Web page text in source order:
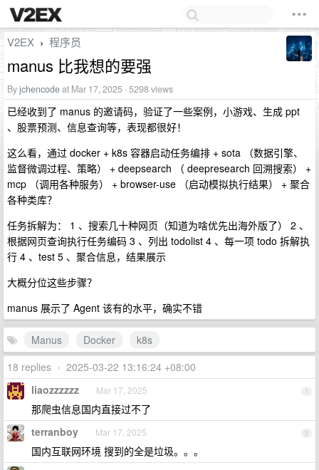
V2EX › 程序员
manus 比我想的要强
Byjchencodeat Mar 17, 2025 · 5298 views
已经收到了 manus 的邀请码，验证了一些案例，小游戏、生成 ppt
、股票预测、信息查询等，表现都很好！
这么看，通过 docker + k8s 容器启动任务编排 + sota （数据引擎、
监督微调过程、策略） + deepsearch （ deepresearch 回溯搜索） +
mcp （调用各种服务） + browser-use （启动模拟执行结果） + 聚合
各种类库？
任务拆解为： 1 、搜索几十种网页（知道为啥优先出海外版了） 2 、
根据网页查询执行任务编码 3 、列出 todolist 4 、每一项 todo 拆解执
行 4 、test 5 、聚合信息，结果展示
大概分位这些步骤？
manus 展示了 Agent 该有的水平，确实不错
Manus Docker
k8s
18 replies • 2025-03-22 13:16:24 +08:00
1
liaozzzzzz Mar 17, 2025
那爬虫信息国内直接过不了
2
terranboy Mar 17, 2025
国内互联网环境 搜到的全是垃圾。。。